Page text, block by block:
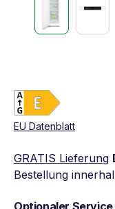
EU DatenblattÖffnet in
GRATIS Lieferung
Bestellung
Optionaler Service